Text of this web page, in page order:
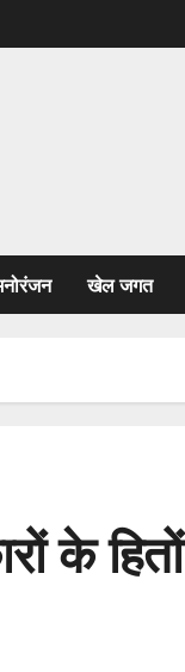
खेल जगत
के हितों